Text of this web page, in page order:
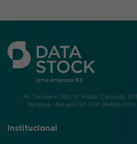
Av. Tucunaré, 550, 3° Andar, Conjunto, 301.
Tamboré - Barueri/SP, CEP 06460-020
Institucional